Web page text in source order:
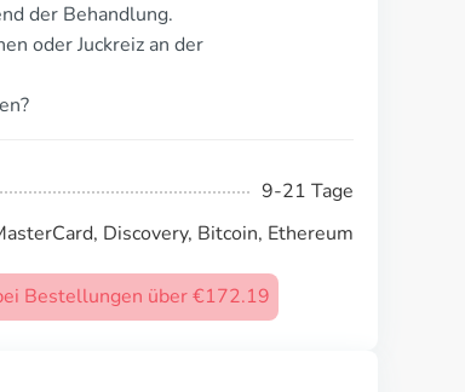
der Behandlung.
oder Juckreiz an der
9-21 Tage
Discovery, Bitcoin, Ethereum
Bestellungen über €172.19